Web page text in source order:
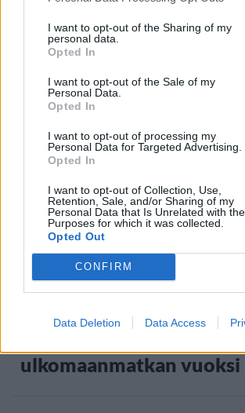
I want to opt-out of the Sharing of my
personal data.
Opted In
I want to opt-out of the Sale of my
Personal Data.
Opted In
I want to opt-out of processing my
Personal Data for Targeted Advertising.
Opted In
I want to opt-out of Collection, Use,
Retention, Sale, and/or Sharing of my
Personal Data that Is Unrelated with the
Purposes for which it was collected.
Opted Out
CONFIRM
Data Deletion Data Access
Finnairin lennoista osan
jatkossa toinen
matkustajille tärkeä
3
UUTISET
ulkomaanmatkan vuoksi